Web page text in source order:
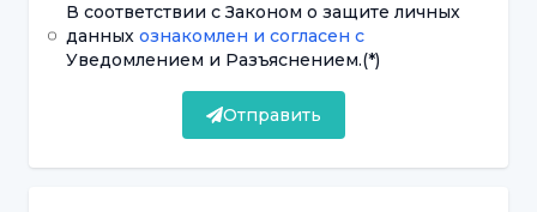
Нарколепсия
Депрессия
Тревожность,
В соответствии с Законом о защите личных
данныхознакомлен и согласен с
Уведомлением и Разъяснением.(*)
Отправить